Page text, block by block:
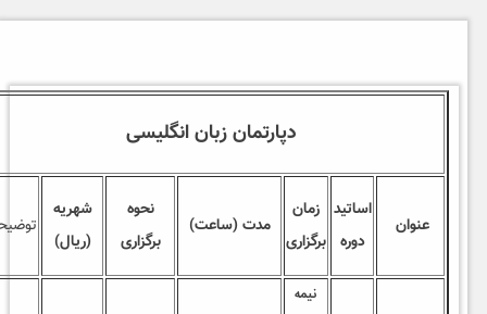
دپارتمان زبان انگلیسی
عنوان
اساتید
دوره
زمان
برگزاری
مدت (ساعت)
نحوه
برگزاری
شهریه
(ریال)
توضیحات